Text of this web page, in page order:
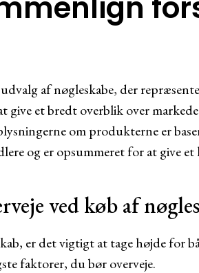
af nøgleskabe, der
give et bredt overblik over
om produkterne er
og er opsummeret for at give
ved køb af
er det vigtigt at tage højde for
faktorer, du bør overveje.